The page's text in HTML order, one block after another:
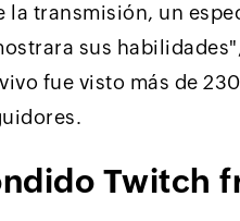
la transmisión, un
sus
fue visto más de
Twitch